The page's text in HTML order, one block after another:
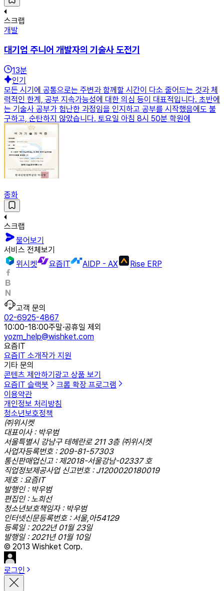
스크랩
개발
대기업 주니어 개발자의 기술사 도전기
13분
인기
모든 시기에 공통으로는 주변과 함께할 시간이 다소 줄어드는 것과 체
력적인 한계, 공부 지속가능성에 대한 의심 등이 대표적입니다. 초반에
는 기술사 공부가 험난한 과정임을 인지하고 공부를 시작했음에도 불
구하고, 순탄하지 않았습니다. 토요일 아침 8시 50분 학원에
종화
스크랩
물어보기
서비스 전체보기
위시켓
요즘IT AIDP - AX Rise ERP
고객 문의
02-6925-4867
10:00-18:00주말·공휴일 제외
yozm_help@wishket.com
요즘IT
요즘IT 소개작가 지원
기타 문의
콘텐츠 제안하기 광고 상품 보기
요즘IT 슬랙봇
크롬 확장 프로그램
이용약관
개인정보 처리방침
청소년보호정책
㈜위시켓
대표이사 : 박우범
서울특별시 강남구 테헤란로 211 3층 ㈜위시켓
사업자등록번호 : 209-81-57303
통신판매업신고 : 제2018-서울강남-02337 호
직업정보제공사업 신고번호 : J1200020180019
제호 : 요즘IT
발행인 : 박우범
편집인 : 노희선
청소년보호책임자 : 박우범
인터넷신문등록번호 : 서울,아54129
등록일 : 2022년 01월 23일
발행일 : 2021년 01월 10일
© 2013 Wishket Corp.
로그인